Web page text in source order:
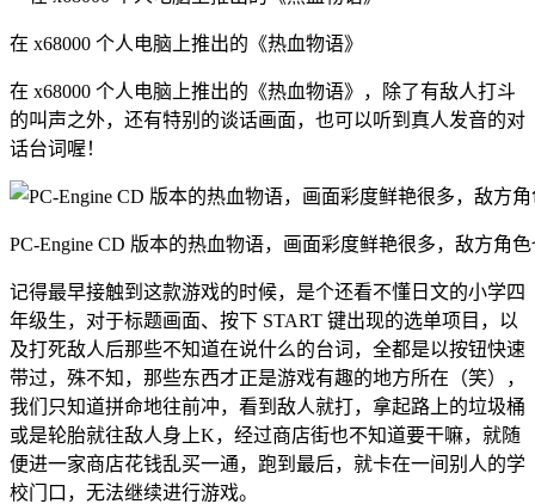
在 x68000 个人电脑上推出的《热血物语》
在 x68000 个人电脑上推出的《热血物语》，除了有敌人打斗
的叫声之外，还有特别的谈话画面，也可以听到真人发音的对
话台词喔！
PC-Engine CD 版本的热血物语，画面彩度鲜艳很多，敌方角
记得最早接触到这款游戏的时候，是个还看不懂日文的小学四
年级生，对于标题画面、按下 START 键出现的选单项目，以
及打死敌人后那些不知道在说什么的台词，全都是以按钮快速
带过，殊不知，那些东西才正是游戏有趣的地方所在（笑），
我们只知道拼命地往前冲，看到敌人就打，拿起路上的垃圾桶
或是轮胎就往敌人身上K，经过商店街也不知道要干嘛，就随
便进一家商店花钱乱买一通，跑到最后，就卡在一间别人的学
校门口，无法继续进行游戏。